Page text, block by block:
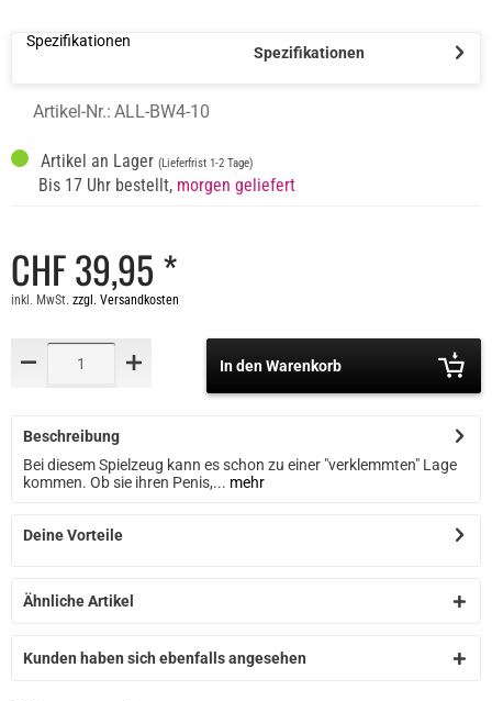
Spezifikationen
Spezifikationen
Artikel-Nr.: ALL-BW4-10
Artikel an Lager (Lieferfrist 1-2 Tage)
Bis 17 Uhr bestellt, morgen geliefert
CHF 39,95 *
inkl. MwSt. zzgl. Versandkosten
In den Warenkorb
Beschreibung
Bei diesem Spielzeug kann es schon zu einer "verklemmten" Lage
kommen. Ob sie ihren Penis,... mehr
Deine Vorteile
Ähnliche Artikel
Kunden haben sich ebenfalls angesehen